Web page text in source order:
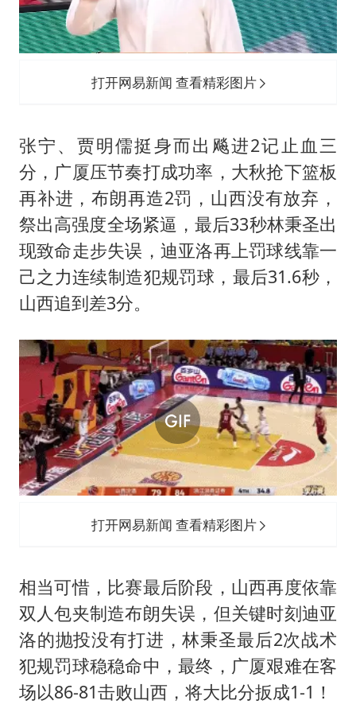
打开网易新闻 查看精彩图片
张宁、贾明儒挺身而出飚进2记止血三
分，广厦压节奏打成功率，大秋抢下篮板
再补进，布朗再造2罚，山西没有放弃，
祭出高强度全场紧逼，最后33秒林秉圣出
现致命走步失误，迪亚洛再上罚球线靠一
己之力连续制造犯规罚球，最后31.6秒，
山西追到差3分。
打开网易新闻 查看精彩图片
相当可惜，比赛最后阶段，山西再度依靠
双人包夹制造布朗失误，但关键时刻迪亚
洛的抛投没有打进，林秉圣最后2次战术
犯规罚球稳稳命中，最终，广厦艰难在客
场以86-81击败山西，将大比分扳成1-1！